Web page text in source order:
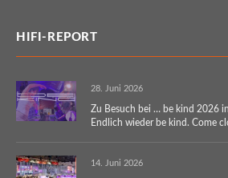
HIFI-REPORT
28. Juni 2026
Zu Besuch bei … be kind 2026
Endlich wieder be kind. Come
14. Juni 2026